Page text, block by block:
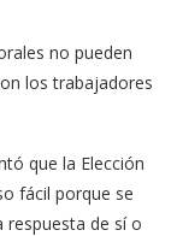
no pueden
los trabajadores
que la Elección
fácil porque se
de sí o